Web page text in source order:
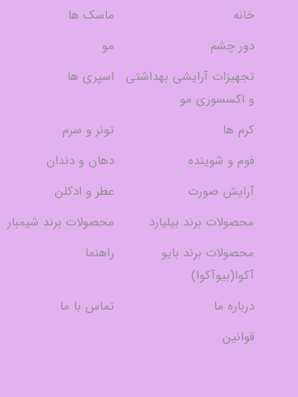
خانه
ماسک ها
دور چشم
مو
تجهیزات آرایشی بهداشتی
و اکسسوری مو
اسپری ها
کرم ها
تونر و سرم
فوم و شوینده
دهان و دندان
آرایش صورت
عطر و ادکلن
محصولات برند بیلیارد
محصولات برند شیمبار
محصولات برند بایو
آکوا(بیوآکوا)
راهنما
درباره ما
تماس با ما
قوانین